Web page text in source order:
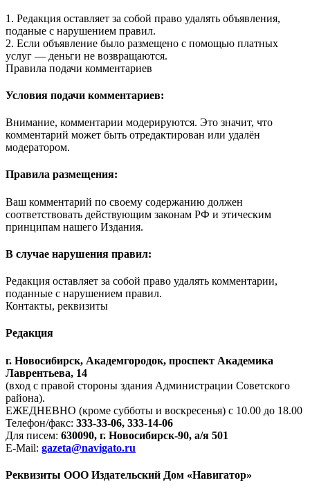
1. Редакция оставляет за собой право удалять объявления,
поданые с нарушением правил.
2. Если объявление было размещено с помощью платных
услуг — деньги не возвращаются.
Правила подачи комментариев
Условия подачи комментариев:
Внимание, комментарии модерируются. Это значит, что
комментарий может быть отредактирован или удалён
модератором.
Правила размещения:
Ваш комментарий по своему содержанию должен
соответствовать действующим законам РФ и этическим
принципам нашего Издания.
В случае нарушения правил:
Редакция оставляет за собой право удалять комментарии,
поданные с нарушением правил.
Контакты, реквизиты
Редакция
г. Новосибирск, Академгородок, проспект Академика
Лаврентьева, 14
(вход с правой стороны здания Администрации Советского
района).
ЕЖЕДНЕВНО (кроме субботы и воскресенья) с 10.00 до 18.00
Телефон/факс: 333-33-06, 333-14-06
Для писем: 630090, г. Новосибирск-90, а/я 501
E-Mail: gazeta@navigato.ru
Реквизиты ООО Издательский Дом «Навигатор»